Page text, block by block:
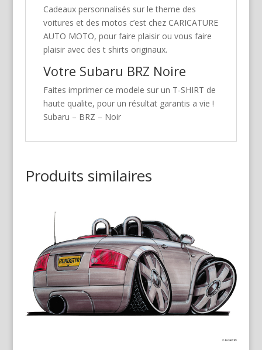
Cadeaux personnalisés sur le theme des
voitures et des motos c’est chez CARICATURE
AUTO MOTO, pour faire plaisir ou vous faire
plaisir avec des t shirts originaux.
Votre Subaru BRZ Noire
Faites imprimer ce modele sur un T-SHIRT de
haute qualite, pour un résultat garantis a vie !
Subaru – BRZ – Noir
Produits similaires